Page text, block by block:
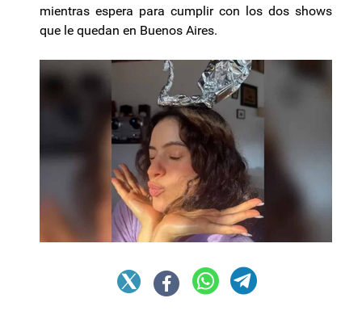
mientras espera para cumplir con los dos shows
que le quedan en Buenos Aires.